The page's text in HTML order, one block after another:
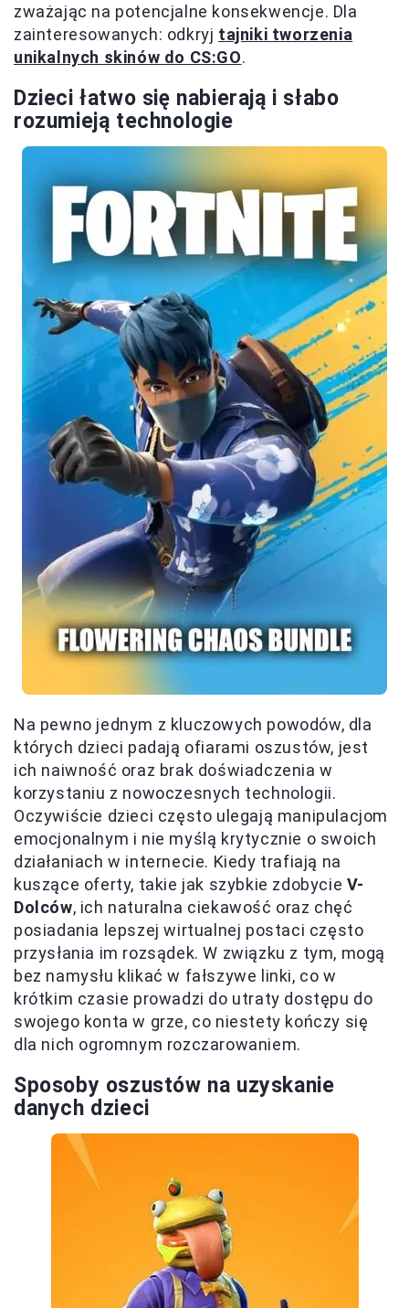
zważając na potencjalne konsekwencje. Dla
zainteresowanych: odkryj tajniki tworzenia
unikalnych skinów do CS:GO.
Dzieci łatwo się nabierają i słabo
rozumieją technologie
Na pewno jednym z kluczowych powodów, dla
których dzieci padają ofiarami oszustów, jest
ich naiwność oraz brak doświadczenia w
korzystaniu z nowoczesnych technologii.
Oczywiście dzieci często ulegają manipulacjom
emocjonalnym i nie myślą krytycznie o swoich
działaniach w internecie. Kiedy trafiają na
kuszące oferty, takie jak szybkie zdobycie V-
Dolców, ich naturalna ciekawość oraz chęć
posiadania lepszej wirtualnej postaci często
przysłania im rozsądek. W związku z tym, mogą
bez namysłu klikać w fałszywe linki, co w
krótkim czasie prowadzi do utraty dostępu do
swojego konta w grze, co niestety kończy się
dla nich ogromnym rozczarowaniem.
Sposoby oszustów na uzyskanie
danych dzieci